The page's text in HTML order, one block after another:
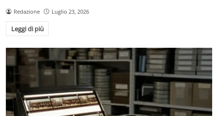
Redazione Luglio 23, 2026
Leggi di più